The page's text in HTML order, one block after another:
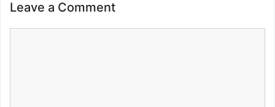
Leave a Comment